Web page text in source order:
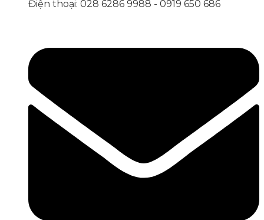
Điện thoại: 028 6286 9988 - 0919 650 686